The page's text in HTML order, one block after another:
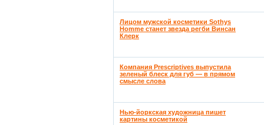
Лицом мужской косметики Sothys
Homme станет звезда регби Винсан
Клерк
Компания Prescriptives выпустила
зеленый блеск для губ — в прямом
смысле слова
Нью-йоркская художница пишет
картины косметикой